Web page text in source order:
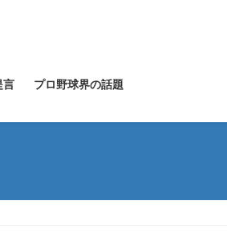
言 プロ野球界の話題